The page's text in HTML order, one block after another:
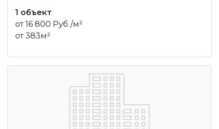
1 объект
от 16 800 Руб./м²
от 383м²